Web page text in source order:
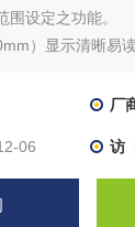
围设定之功能。
）显示清晰易
厂
06 访